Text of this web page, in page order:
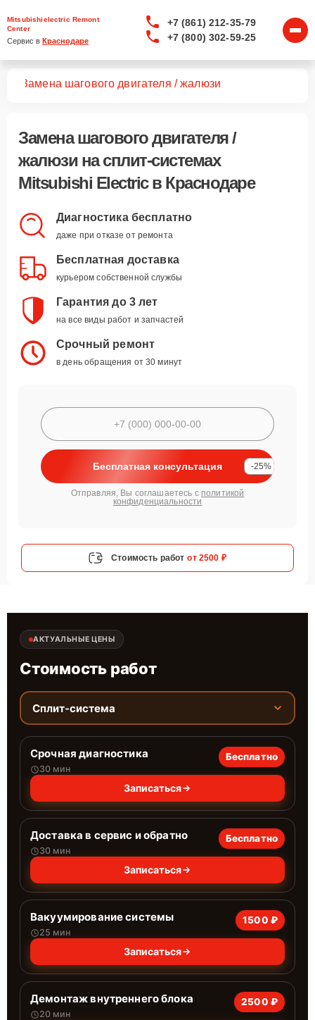
Mitsubishielectric Remont
Center
Сервис в Краснодаре
+7 (861) 212-35-79
+7 (800) 302-59-25
Замена шагового двигателя / жалюзи
Замена шагового двигателя /
жалюзи на сплит-системах
Mitsubishi Electric в Краснодаре
Диагностика бесплатно
даже при отказе от ремонта
Бесплатная доставка
курьером собственной службы
Гарантия до 3 лет
на все виды работ и запчастей
Срочный ремонт
в день обращения от 30 минут
Бесплатная консультация -25%
Отправляя, Вы соглашаетесь с политикой
конфиденциальности
Стоимость работ от 2500 ₽
АКТУАЛЬНЫЕ ЦЕНЫ
Стоимость работ
Сплит-система
Срочная диагностика
30 мин
Бесплатно
Записаться
Доставка в сервис и обратно
30 мин
Бесплатно
Записаться
Вакуумирование системы
25 мин
1500 ₽
Записаться
Демонтаж внутреннего блока
20 мин
2500 ₽